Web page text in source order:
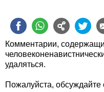
Комментарии,
удаляться.
Пожалуйста, обсуждайте